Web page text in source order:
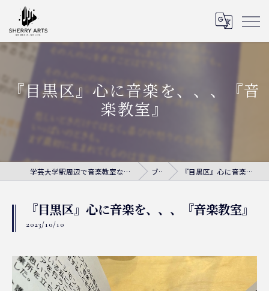
『目黒区』心に音楽を、、、『音
楽教室』
学芸大学駅周辺で音楽教室ならシェリー・アーツ音楽教室 ブログ 『目黒区』心に音楽を、、、『音楽教室』
『目黒区』心に音楽を、、、『音楽教室』
2023/10/10